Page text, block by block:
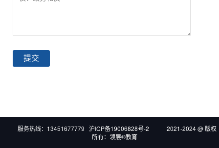
提交
服务热线：13451677779 沪ICP备19006828号-2 2021-2024 @ 版权
所有：领层®教育